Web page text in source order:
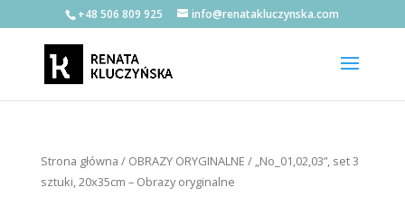
+48 506 809 925 info@renatakluczynska.com
Strona główna / OBRAZY ORYGINALNE / „No_01,02,03”, set 3
sztuki, 20x35cm – Obrazy oryginalne